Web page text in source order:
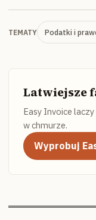
TEMATY Podatki i
Latwiejsze
Easy Invoice
w chmurze.
Wyprobuj